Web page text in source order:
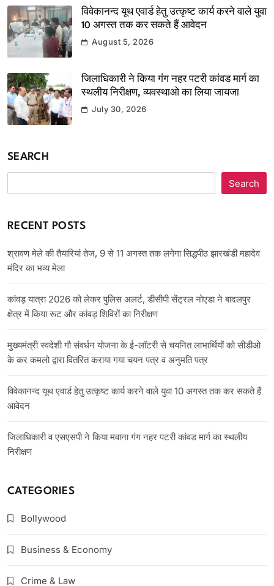
विवेकानन्द यूथ एवार्ड हेतु उत्कृष्ट कार्य करने वाले युवा
10 अगस्त तक कर सकते हैं आवेदन
August 5, 2026
जिलाधिकारी ने किया गंग नहर पटरी कांवड मार्ग का
स्थलीय निरीक्षण, व्यवस्थाओ का लिया जायजा
July 30, 2026
SEARCH
Search
RECENT POSTS
श्रावण मेले की तैयारियां तेज, 9 से 11 अगस्त तक लगेगा सिद्धपीठ झारखंडी महादेव
मंदिर का भव्य मेला
कांवड़ यात्रा 2026 को लेकर पुलिस अलर्ट, डीसीपी सेंट्रल नोएडा ने बादलपुर
क्षेत्र में किया रूट और कांवड़ शिविरों का निरीक्षण
मुख्यमंत्री स्वदेशी गौ संवर्धन योजना के ई-लॉटरी से चयनित लाभार्थियों को सीडीओ
के कर कमलो द्वारा वितरित कराया गया चयन पत्र व अनुमति पत्र
विवेकानन्द यूथ एवार्ड हेतु उत्कृष्ट कार्य करने वाले युवा 10 अगस्त तक कर सकते हैं
आवेदन
जिलाधिकारी व एसएसपी ने किया मवाना गंग नहर पटरी कांवड मार्ग का स्थलीय
निरीक्षण
CATEGORIES
Bollywood
Business & Economy
Crime & Law